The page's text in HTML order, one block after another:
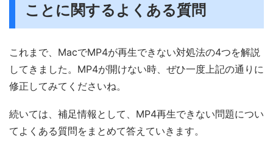
ことに関するよくある質問
これまで、MacでMP4が再生できない対処法の4つを解説
してきました。MP4が開けない時、ぜひ一度上記の通りに
修正してみてくださいね。
続いては、補足情報として、MP4再生できない問題につい
てよくある質問をまとめて答えていきます。